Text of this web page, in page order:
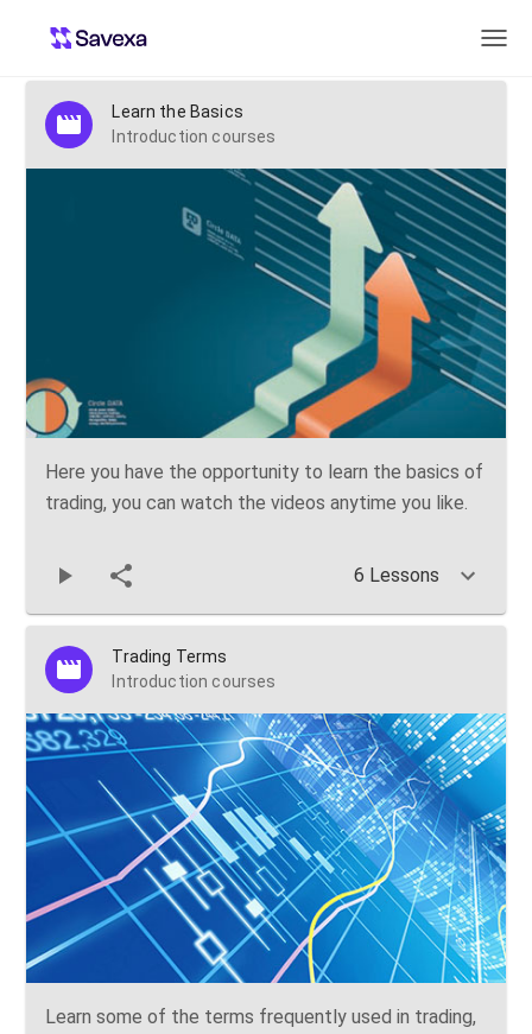
Introduction courses
Learn the Basics
Introduction courses
Here you have the opportunity to learn the basics of
trading, you can watch the videos anytime you like.
6 Lessons
Trading Terms
Introduction courses
Learn some of the terms frequently used in trading,